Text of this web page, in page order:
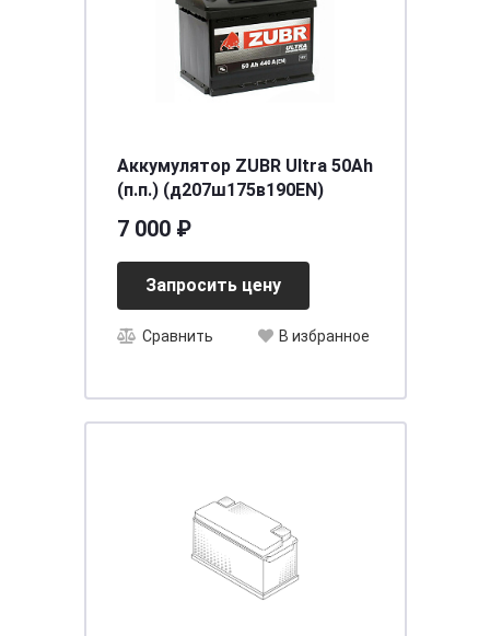
Аккумулятор ZUBR Ultra 50Ah
(п.п.) (д207ш175в190EN)
7 000 ₽
Запросить цену
Сравнить В избранное